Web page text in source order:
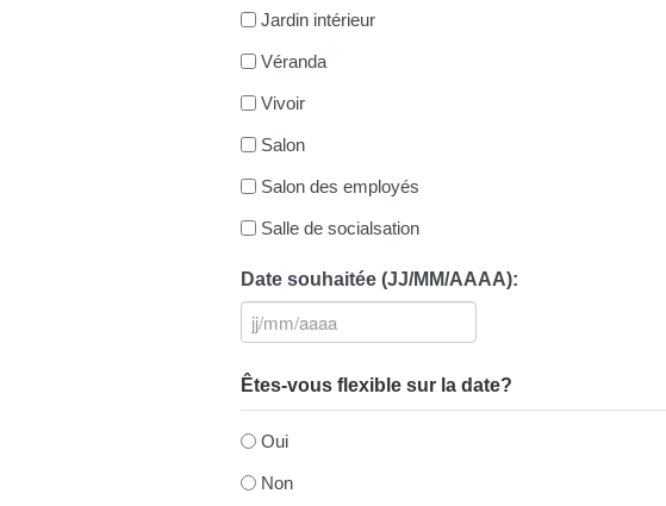
Jardin intérieur
Véranda
Vivoir
Salon
Salon des employés
Salle de socialsation
Date souhaitée (JJ/MM/AAAA):
JJ
MM
Êtes-vous flexible sur la date?
Oui
Non